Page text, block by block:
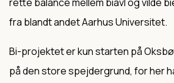
fra blandt andet Aarhus Universitet.
Bi-projektet er kun starten på
på den store spejdergrund, for her